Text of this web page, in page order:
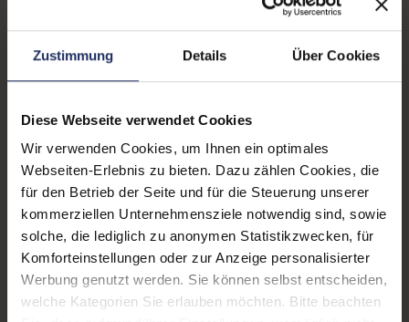
Zustimmung Details Über Cookies
Diese Webseite verwendet Cookies
Wir verwenden Cookies, um Ihnen ein optimales
Webseiten-Erlebnis zu bieten. Dazu zählen Cookies, die
für den Betrieb der Seite und für die Steuerung unserer
kommerziellen Unternehmensziele notwendig sind, sowie
solche, die lediglich zu anonymen Statistikzwecken, für
Komforteinstellungen oder zur Anzeige personalisierter
Werbung genutzt werden. Sie können selbst entscheiden,
welche Kategorien Sie erlauben möchten. Bitte beachten
Zustand: Gebraucht
Displayauflösung: 1920 x 1080 FHD
Displayart: Touchscreen
Prozessor:
Intel Core i5 9400H @ 2,5
GHz
CPU Generation: 9
Prozessorkerne: 4